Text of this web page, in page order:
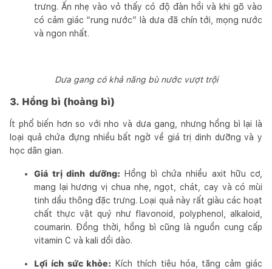
trưng. Ấn nhẹ vào vỏ thấy có độ đàn hồi và khi gõ vào
có cảm giác “rung nước” là dưa đã chín tới, mọng nước
và ngon nhất.
Dưa gang có khả năng bù nước vượt trội
3. Hồng bì (hoàng bì)
Ít phổ biến hơn so với nho và dưa gang, nhưng hồng bì lại là
loại quả chứa đựng nhiều bất ngờ về giá trị dinh dưỡng và y
học dân gian.
Giá trị dinh dưỡng: Hồng bì chứa nhiều axit hữu cơ,
mang lại hương vị chua nhẹ, ngọt, chát, cay và có mùi
tinh dầu thông đặc trưng. Loại quả này rất giàu các hoạt
chất thực vật quý như flavonoid, polyphenol, alkaloid,
coumarin. Đồng thời, hồng bì cũng là nguồn cung cấp
vitamin C và kali dồi dào.
Lợi ích sức khỏe: Kích thích tiêu hóa, tăng cảm giác